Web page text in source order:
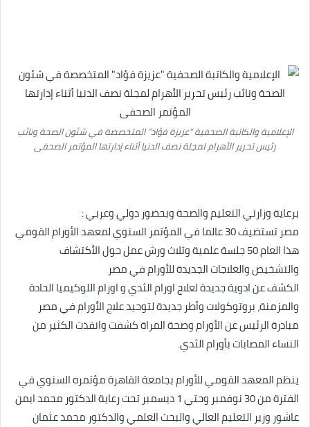
الإعلامية والكاتبة الصحفية “عزيزة فؤاد” المتخصصة في شئون الصحة ونائب
رئيس تحرير الأهرام لمجلة نصف الدنيا أثناء إدارتها المؤتمر الصحفى
برعاية وزارتي التعليم والصحة وبحضور دولي وعربي :
مصر تستضيف 30 عالما في المؤتمر السنوي لمعهد الأورام القومي
هذا العام 50 جلسة علمية وثلاث ورش عمل حول الأكتشاف
والتشخيص والعلاجات الجديدة للأورام في مصر
الكشف عن ادوية جديدة لعلاج اورام الثدي و اورام اللوكيميا الحادة
والمزمنة، بروتوكولات وأطر جديدة لتوحيد علاج الأورام في مصر
مبادرة الرئيس عن الأورام وصحة المراة كشفت وانقذت الكثير من
النساء المصابات بأورام الثدي.
ينظم المعهد القومي للأورام بجامعة القاهرة مؤتمره السنوي في
الفترة من 30 نوفمبر وحتي 1 ديسمبر تحت رعاية الدكتور محمد ايمن
عاشور وزير التعليم العالي والبحث العلمي والدكتور محمد عثمان